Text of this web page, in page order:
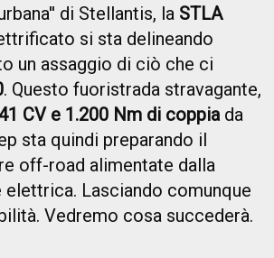
di Stellantis, la STLA
si sta delineando
un assaggio di ciò che ci
. Questo fuoristrada stravagante,
CV e 1.200 Nm di coppiada
sta quindi preparando il
off-road alimentate dalla
Lasciando comunque
Vedremo cosa succederà.